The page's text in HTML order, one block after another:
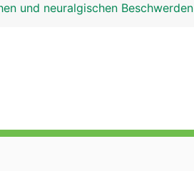
und neuralgischen Beschwerden